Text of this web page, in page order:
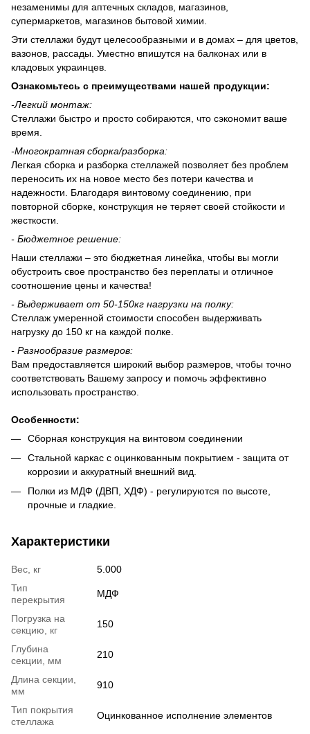
незаменимы для аптечных складов, магазинов,
супермаркетов, магазинов бытовой химии.
Эти стеллажи будут целесообразными и в домах – для цветов,
вазонов, рассады. Уместно впишутся на балконах или в
кладовых украинцев.
Ознакомьтесь с преимуществами нашей продукции:
-Легкий монтаж:
Стеллажи быстро и просто собираются, что сэкономит ваше
время.
-Многократная сборка/разборка:
Легкая сборка и разборка стеллажей позволяет без проблем
переносить их на новое место без потери качества и
надежности. Благодаря винтовому соединению, при
повторной сборке, конструкция не теряет своей стойкости и
жесткости.
- Бюджетное решение:
Наши стеллажи – это бюджетная линейка, чтобы вы могли
обустроить свое пространство без переплаты и отличное
соотношение цены и качества!
- Выдерживает от 50-150кг нагрузки на полку:
Стеллаж умеренной стоимости способен выдерживать
нагрузку до 150 кг на каждой полке.
- Разнообразие размеров:
Вам предоставляется широкий выбор размеров, чтобы точно
соответствовать Вашему запросу и помочь эффективно
использовать пространство.
Особенности:
Сборная конструкция на винтовом соединении
Стальной каркас с оцинкованным покрытием - защита от
коррозии и аккуратный внешний вид.
Полки из МДФ (ДВП, ХДФ) - регулируются по высоте,
прочные и гладкие.
Характеристики
Вес, кг
5.000
Тип
перекрытия
МДФ
Погрузка на
секцию, кг
150
Глубина
секции, мм
210
Длина секции,
мм
910
Тип покрытия
стеллажа
Оцинкованное исполнение элементов